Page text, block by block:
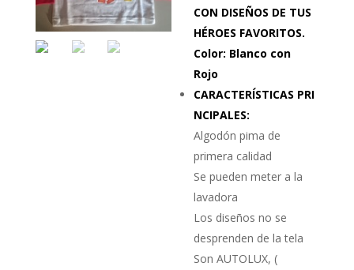
CON DISEÑOS DE TUS
HÉROES FAVORITOS.
Color: Blanco con
Rojo
CARACTERÍSTICAS PRI
NCIPALES:
Algodón pima de
primera calidad
Se pueden meter a la
lavadora
Los diseños no se
desprenden de la tela
Son AUTOLUX, (